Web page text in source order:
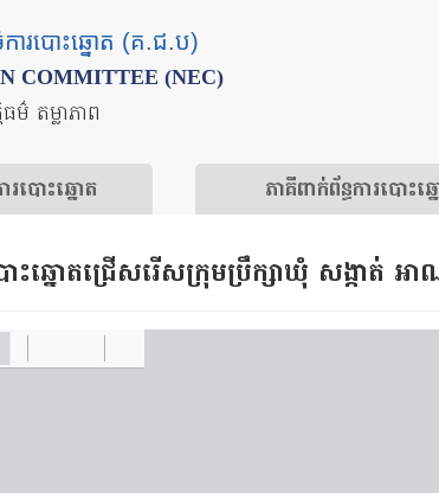
ារបោះឆ្នោត (គ.ជ.ប)
COMMITTEE (NEC)
ម៌ តម្លាភាព
រ​បោះឆ្នោត ភាគីពាក់ព័ន្ធ​​ការ​បោះឆ្
ោះ​ឆ្នោត​ជ្រើស​រើស​ក្រុម​ប្រឹក្សា​ឃុំ​ សង្កាត់